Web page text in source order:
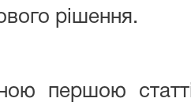
рішення.
першою